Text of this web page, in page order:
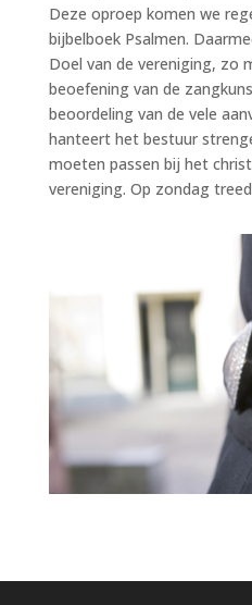
Deze oproep komen we
bijbelboek Psalmen.
Doel van de vereniging, zo
beoefening van de
beoordeling van de vele
hanteert het bestuur
moeten passen bij het
vereniging. Op zondag